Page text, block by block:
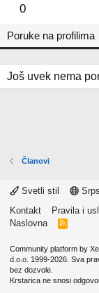
0
Poruke na profilima
Još uvek nema
Članovi
Svetli stil
Kontakt
Pravila i
Naslovna
R
Community platform by
d.o.o. 1999-2026. Sva
bez dozvole.
Krstarica ne snosi